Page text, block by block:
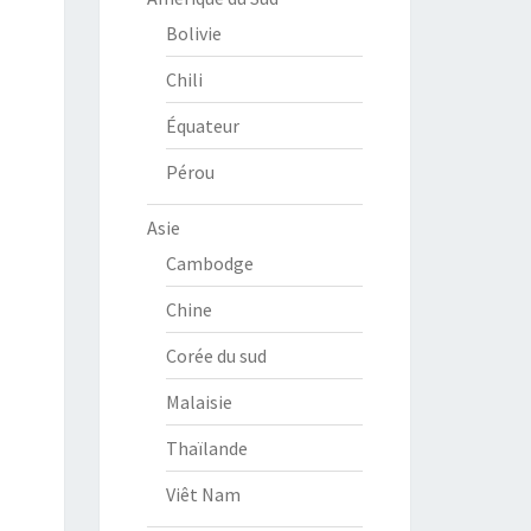
Bolivie
Chili
Équateur
Pérou
Asie
Cambodge
Chine
Corée du sud
Malaisie
Thaïlande
Viêt Nam